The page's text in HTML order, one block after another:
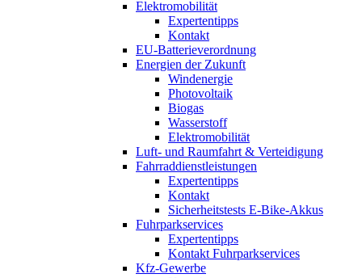
Elektromobilität
Expertentipps
Kontakt
EU-Batterieverordnung
Energien der Zukunft
Windenergie
Photovoltaik
Biogas
Wasserstoff
Elektromobilität
Luft- und Raumfahrt & Verteidigung
Fahrraddienstleistungen
Expertentipps
Kontakt
Sicherheitstests E-Bike-Akkus
Fuhrparkservices
Expertentipps
Kontakt Fuhrparkservices
Kfz-Gewerbe